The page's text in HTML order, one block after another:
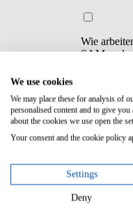
Wie
SAM und
und Silos?
Wirksam
gemeinsames
Model
We use cookies
We may place these for analysis of
personalised content and to give
about the cookies we use open the
Your consent and the cookie policy
Settings
Deny